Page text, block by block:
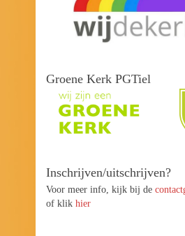
Groene Kerk PGTiel
Inschrijven/uitschrijven?
Voor meer info, kijk bij de
of klikhier